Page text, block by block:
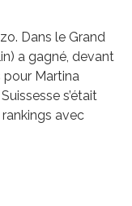
Dans le Grand
a gagné, devant
pour Martina
s’était
avec